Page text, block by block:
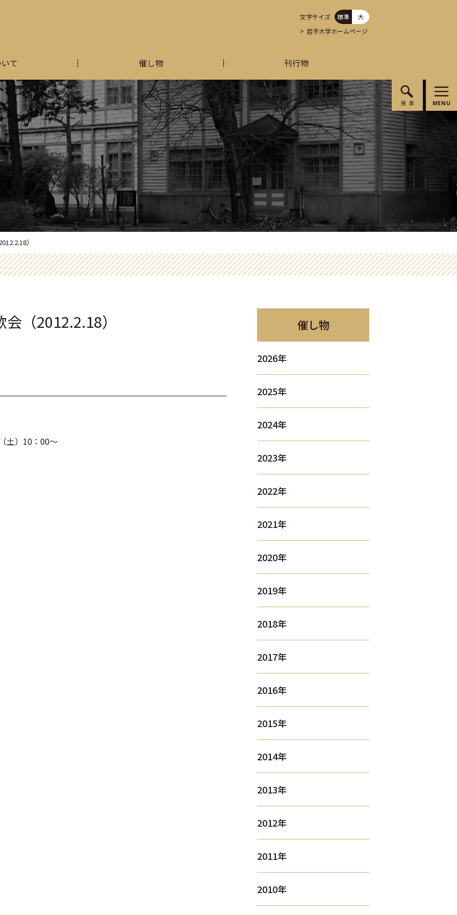
文字サイズ 標準
大
岩手大学ホームページ
て 催し物 刊行物
）
（2012.2.18）
（土）10：00～
催し物
2026年
2025年
2024年
2023年
2022年
2021年
2020年
2019年
2018年
2017年
2016年
2015年
2014年
2013年
2012年
2011年
2010年